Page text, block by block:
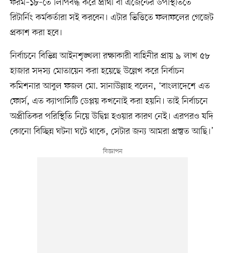
ফরম–১৮–তে লিপিবদ্ধ করে প্রার্থী বা এজেন্টের উপস্থিতিতে
রিটার্নিং কর্মকর্তারা সই করবেন। এটার ভিত্তিতে ফলাফলের গেজেট
প্রকাশ করা হবে।
নির্বাচনে বিভিন্ন আইনশৃঙ্খলা রক্ষাকারী বাহিনীর প্রায় ৯ লাখ ৫৮
হাজার সদস্য মোতায়েন করা হয়েছে উল্লেখ করে নির্বাচন
কমিশনার আবুল ফজল মো. সানাউল্লাহ বলেন, ‘বাংলাদেশে এত
ফোর্স, এত ক্যাপাসিটি ডেপ্লয় কখনোই করা হয়নি। তাই নির্বাচনে
অপ্রীতিকর পরিস্থিতি নিয়ে উদ্বিগ্ন হওয়ার কারণ নেই। এরপরও যদি
কোনো বিচ্ছিন্ন ঘটনা ঘটে থাকে, সেটার জন্য আমরা প্রস্তুত আছি।’